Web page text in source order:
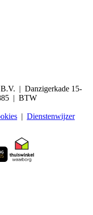
| Danzigerkade 15-
| BTW
| Dienstenwijzer